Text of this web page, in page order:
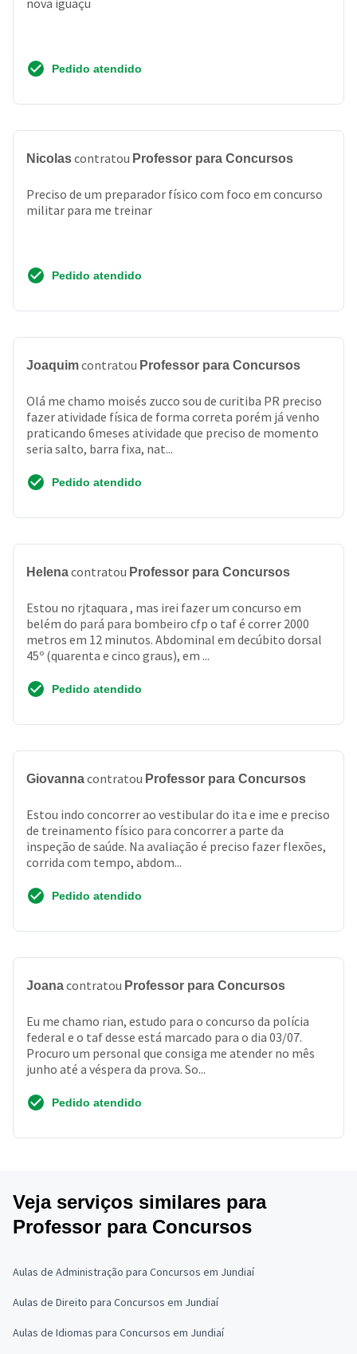
nova iguaçu
Pedido atendido
Nicolascontratou Professor para Concursos
Preciso de um preparador físico com foco em concurso
militar para me treinar
Pedido atendido
Joaquimcontratou Professor para Concursos
Olá me chamo moisés zucco sou de curitiba PR preciso
fazer atividade física de forma correta porém já venho
praticando 6meses atividade que preciso de momento
seria salto, barra fixa, nat...
Pedido atendido
Helenacontratou Professor para Concursos
Estou no rjtaquara , mas irei fazer um concurso em
belém do pará para bombeiro cfp o taf é correr 2000
metros em 12 minutos. Abdominal em decúbito dorsal
45º (quarenta e cinco graus), em ...
Pedido atendido
Giovannacontratou Professor para Concursos
Estou indo concorrer ao vestibular do ita e ime e preciso
de treinamento físico para concorrer a parte da
inspeção de saúde. Na avaliação é preciso fazer flexões,
corrida com tempo, abdom...
Pedido atendido
Joanacontratou Professor para Concursos
Eu me chamo rian, estudo para o concurso da polícia
federal e o taf desse está marcado para o dia 03/07.
Procuro um personal que consiga me atender no mês
junho até a véspera da prova. So...
Pedido atendido
Veja serviços similares para
Professor para Concursos
Aulas de Administração para Concursos em Jundiaí
Aulas de Direito para Concursos em Jundiaí
Aulas de Idiomas para Concursos em Jundiaí